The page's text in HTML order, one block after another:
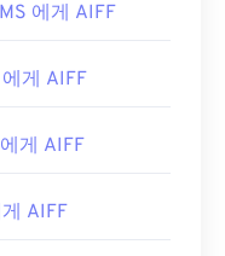
에게 AIFF
게 AIFF
게 AIFF
AIFF